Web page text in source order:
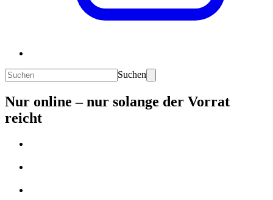
Suchen
Nur online – nur solange der Vorrat
reicht